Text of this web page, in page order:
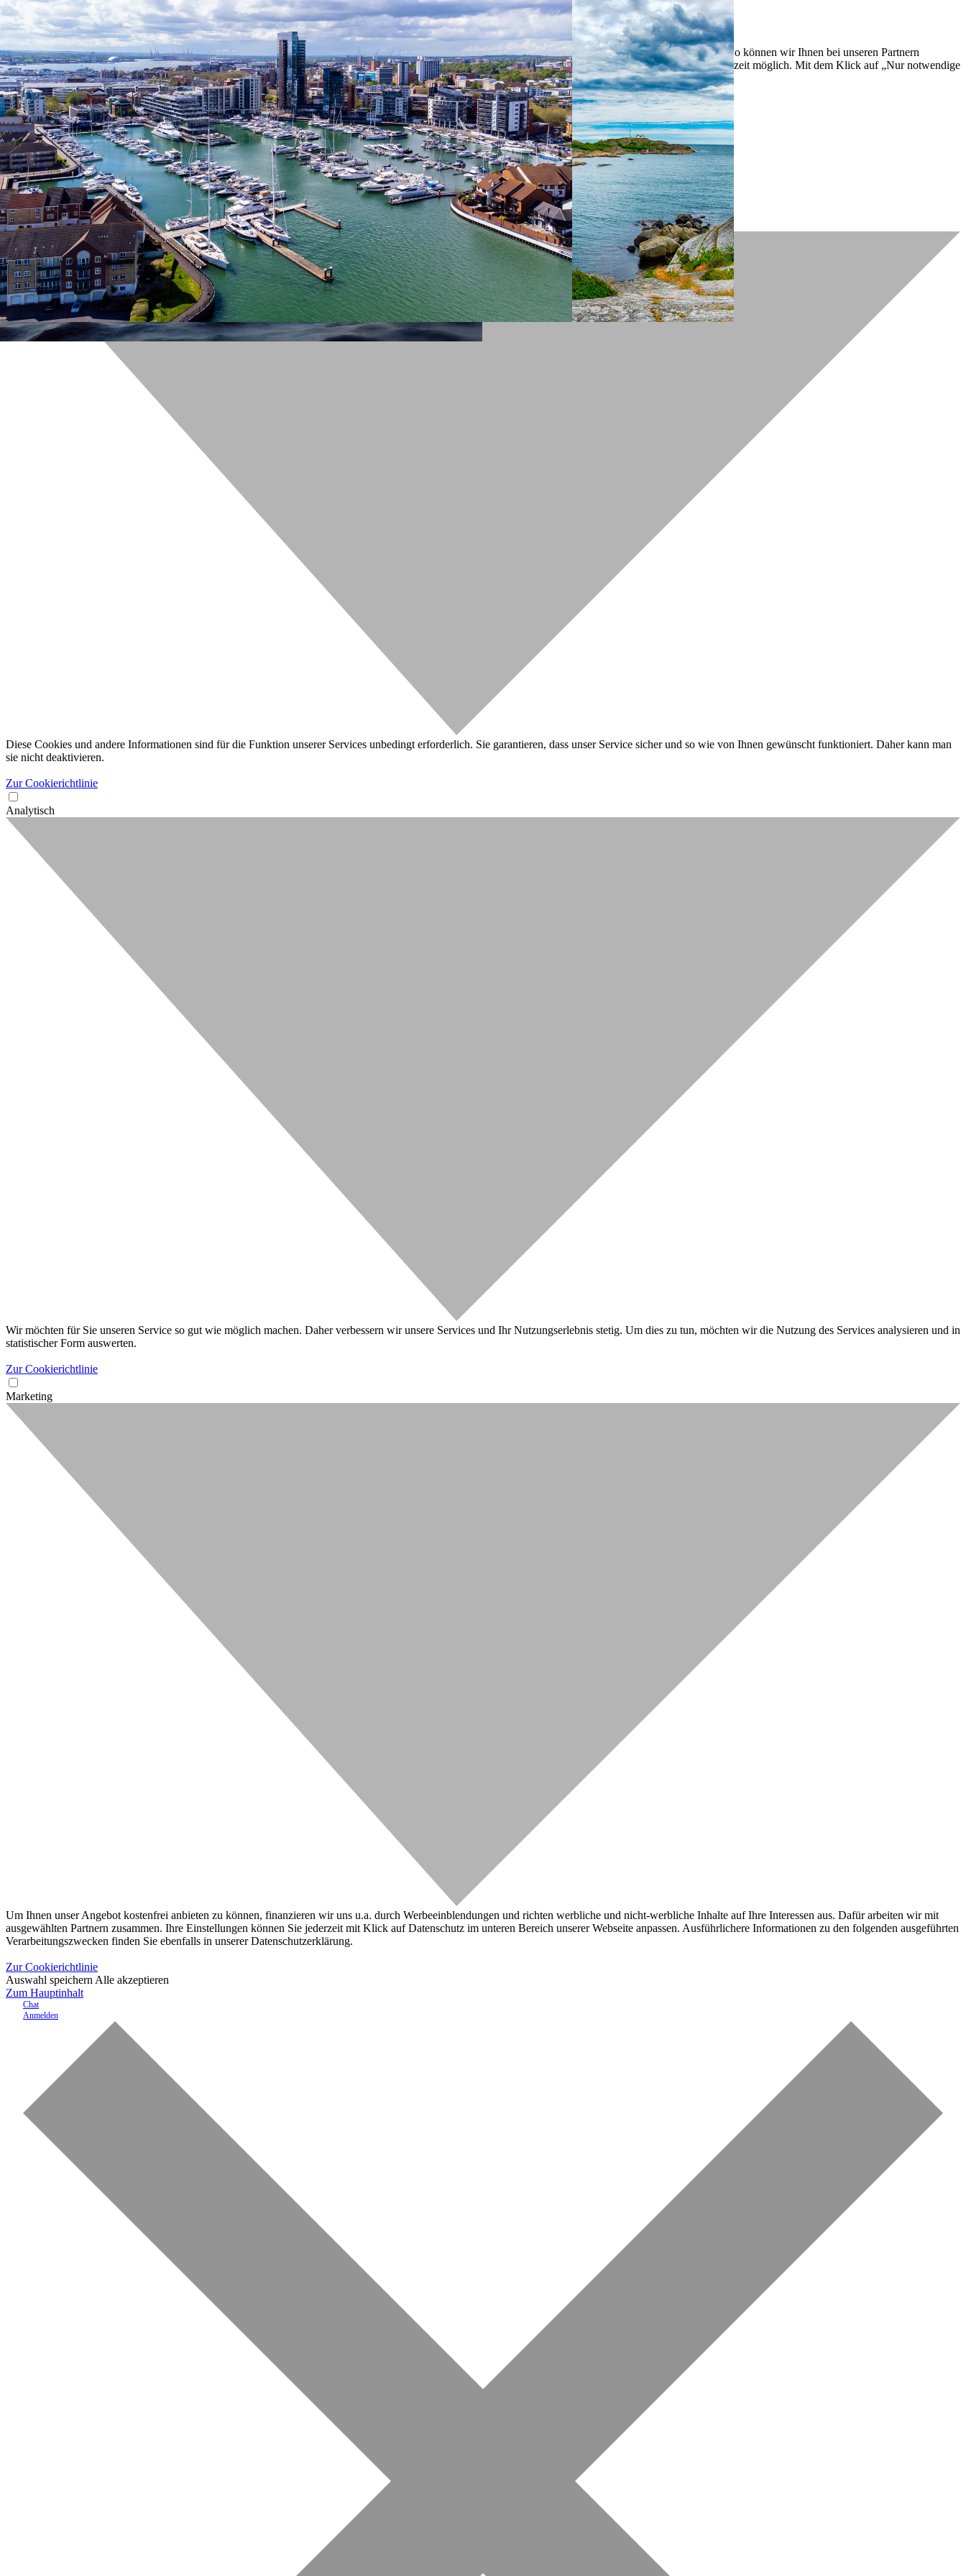
Nur notwendige Cookies
Unvergleichlich lecker
Mit dem Klick auf „geht klar” ermöglichen Sie uns Ihnen über Cookies ein verbessertes Nutzungserlebnis zu servieren und dieses kontinuierlich zu verbessern. So können wir Ihnen bei unseren Partnern
personalisierte Werbung und passende Angebote anzeigen. Über „anpassen” können Sie Ihre persönlichen Präferenzen festlegen. Dies ist auch nachträglich jederzeit möglich. Mit dem Klick auf „Nur notwendige
Cookies” werden lediglich technisch notwendige Cookies gespeichert.
Anpassen Geht klar
Datenschutzerklärung
Cookierichtlinie Impressum
« zurück
Ihre Cookie-Präferenzen verwalten
Wählen Sie, welche Cookies Sie auf check24.de akzeptieren.
Die Cookierichtlinie finden Sie
Notwendig
Diese Cookies und andere Informationen sind für die Funktion unserer Services unbedingt erforderlich. Sie garantieren, dass unser Service sicher und so wie von Ihnen gewünscht funktioniert. Daher kann man
sie nicht deaktivieren.
Zur Cookierichtlinie
Analytisch
Wir möchten für Sie unseren Service so gut wie möglich machen. Daher verbessern wir unsere Services und Ihr Nutzungserlebnis stetig. Um dies zu tun, möchten wir die Nutzung des Services analysieren und in
statistischer Form auswerten.
Zur Cookierichtlinie
Marketing
Um Ihnen unser Angebot kostenfrei anbieten zu können, finanzieren wir uns u.a. durch Werbeeinblendungen und richten werbliche und nicht-werbliche Inhalte auf Ihre Interessen aus. Dafür arbeiten wir mit
ausgewählten Partnern zusammen. Ihre Einstellungen können Sie jederzeit mit Klick auf Datenschutz im unteren Bereich unserer Webseite anpassen. Ausführlichere Informationen zu den folgenden ausgeführten
Verarbeitungszwecken finden Sie ebenfalls in unserer Datenschutzerklärung.
Zur Cookierichtlinie
Auswahl speichern Alle akzeptieren
Zum Hauptinhalt
Chat
Anmelden